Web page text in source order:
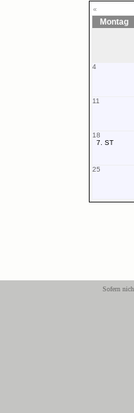
«
Montag
4
11
18
7. ST
25
Sofern